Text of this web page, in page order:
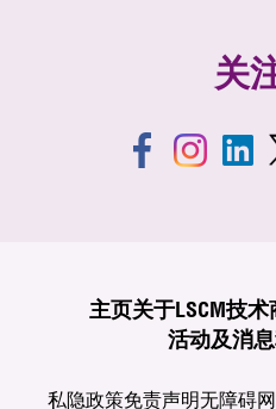
关
主页关于LSCM技术
活动及消息
私隐政策免责声明无障碍